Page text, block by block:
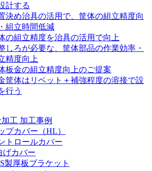
計する
決め治具の活用で、筐体の組立精度向
組立時間低減
の組立精度を治具の活用で向上
しろが必要な、筐体部品の作業効率・
精度向上
板金の組立精度向上のご提案
筐体はリベット＋補強程度の溶接で設
行う
工 加工事例
プカバー（HL）
トロールカバー
げカバー
製厚板ブラケット